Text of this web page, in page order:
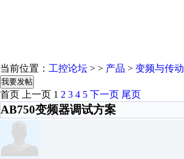
当前位置： 工控论坛 > > 产品 > 变频与传动
我要发帖
首页 上一页 1 2 3 4 5 下一页 尾页
AB750变频器调试方案